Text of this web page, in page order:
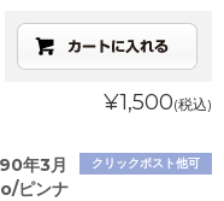
¥1,500(税込)
クリックポスト他可
年3月
ピンナ